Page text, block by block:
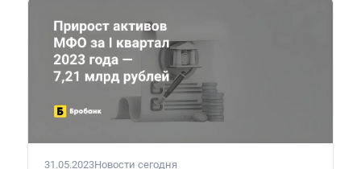
31.05.2023Новости сегодня